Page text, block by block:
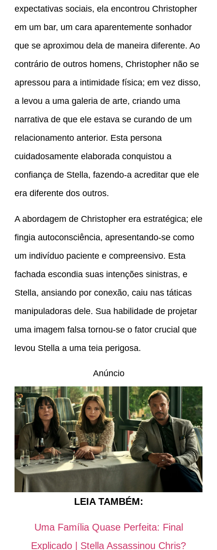
expectativas sociais, ela encontrou Christopher
em um bar, um cara aparentemente sonhador
que se aproximou dela de maneira diferente. Ao
contrário de outros homens, Christopher não se
apressou para a intimidade física; em vez disso,
a levou a uma galeria de arte, criando uma
narrativa de que ele estava se curando de um
relacionamento anterior. Esta persona
cuidadosamente elaborada conquistou a
confiança de Stella, fazendo-a acreditar que ele
era diferente dos outros.
A abordagem de Christopher era estratégica; ele
fingia autoconsciência, apresentando-se como
um indivíduo paciente e compreensivo. Esta
fachada escondia suas intenções sinistras, e
Stella, ansiando por conexão, caiu nas táticas
manipuladoras dele. Sua habilidade de projetar
uma imagem falsa tornou-se o fator crucial que
levou Stella a uma teia perigosa.
Anúncio
LEIA TAMBÉM:
Uma Família Quase Perfeita: Final
Explicado | Stella Assassinou Chris?